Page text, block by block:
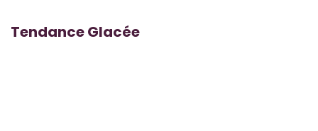
Tendance Glacée